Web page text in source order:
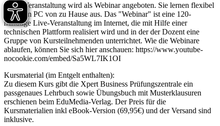
Diese Veranstaltung wird als Webinar angeboten. Sie lernen flexibel
an Ihrem PC von zu Hause aus. Das "Webinar" ist eine 120-
minütige Live-Veranstaltung im Internet, die mit Hilfe einer
technischen Plattform realisiert wird und in der der Dozent eine
Gruppe von Kursteilnehmenden unterrichtet. Wie die Webinare
ablaufen, können Sie sich hier anschauen: https://www.youtube-
nocookie.com/embed/Sa5WL7IK1OI
Kursmaterial (im Entgelt enthalten):
Zu diesem Kurs gibt die Xpert Business Prüfungszentrale ein
passgenaues Lehrbuch sowie Übungsbuch mit Musterklausuren
erschienen beim EduMedia-Verlag. Der Preis für die
Kursmaterialien inkl eBook-Version (69,95€) und der Versand sind
inklusive.